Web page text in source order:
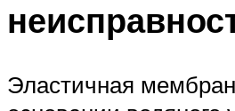
Эластичная